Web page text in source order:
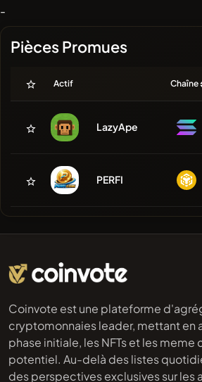
-
Pièces Promues
Actif Chaîne
LazyApe
PERFI
Coinvote est une plateforme
cryptomonnaies leader, mettant en
phase initiale, les NFTs et les meme
potentiel. Au-delà des listes
des perspectives exclusives sur les